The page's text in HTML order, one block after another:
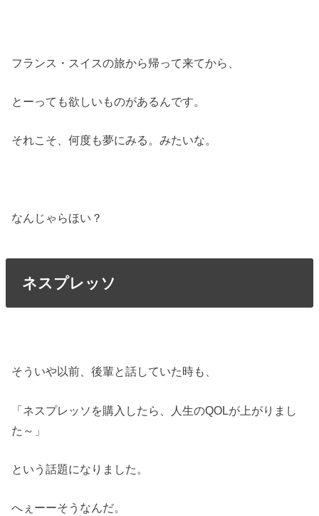
フランス・スイスの旅から帰って来てから、
とーっても欲しいものがあるんです。
それこそ、何度も夢にみる。みたいな。
なんじゃらほい？
ネスプレッソ
そういや以前、後輩と話していた時も、
「ネスプレッソを購入したら、人生のQOLが上がりまし
た～」
という話題になりました。
へぇーーそうなんだ。